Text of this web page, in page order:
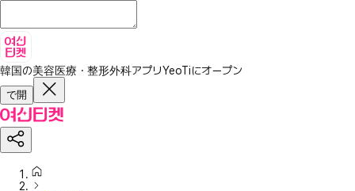
韓国の美容医療・整形外科アプリYeoTiにオープン
で開